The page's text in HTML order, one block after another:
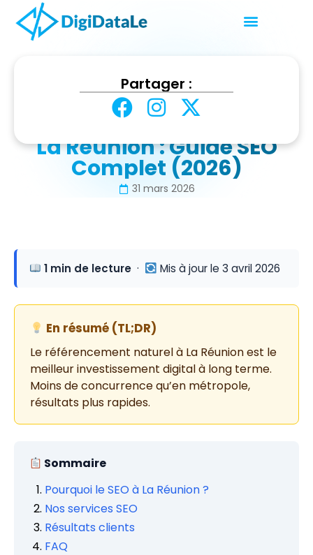
Référencement Naturel à La Réunion : Guide SEO
Complet (2026)
Référencement Naturel à
La Réunion : Guide SEO
Complet (2026)
31 mars 2026
1 min de lecture · Mis à jour le 3 avril 2026
En résumé (TL;DR)
Le référencement naturel à La Réunion est le
meilleur investissement digital à long terme.
Moins de concurrence qu’en métropole,
résultats plus rapides.
Sommaire
Pourquoi le SEO à La Réunion ?
Nos services SEO
Résultats clients
FAQ
Partager :